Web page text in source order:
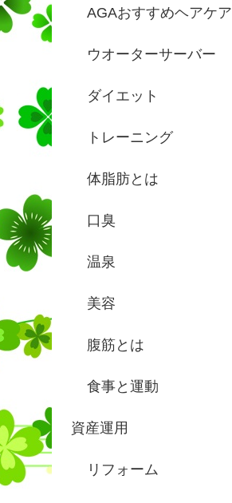
AGAおすすめヘアケア
ウオーターサーバー
ダイエット
トレーニング
体脂肪とは
口臭
温泉
美容
腹筋とは
食事と運動
資産運用
リフォーム